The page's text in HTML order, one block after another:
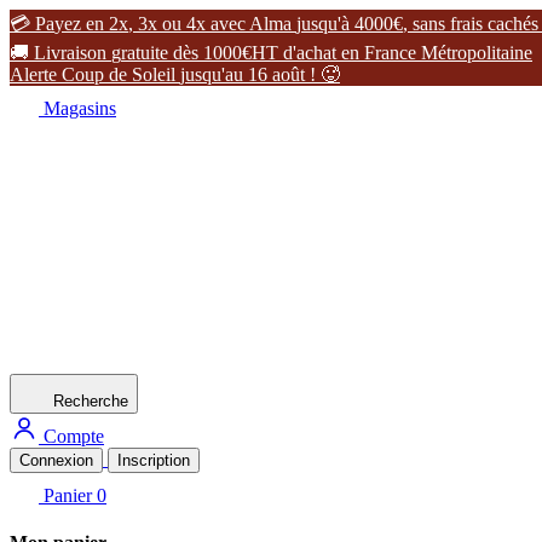
 Payez en 2x, 3x ou 4x avec Alma jusqu'à 4000€, sans frais cachés
 Livraison gratuite dès 1000€HT d'achat en France Métropolitaine
Alerte Coup de Soleil jusqu'au 16 août ! 
Magasins
Recherche
Compte
Connexion Inscription
Panier 0